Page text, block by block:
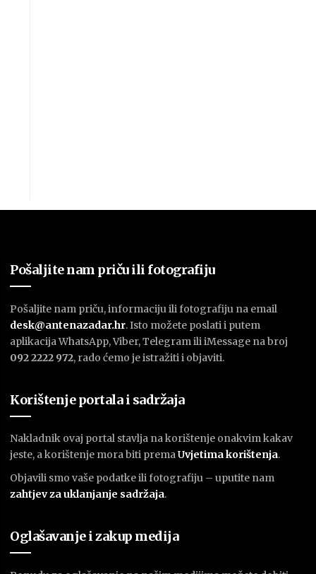
Pošaljite nam priču ili fotografiju
Pošaljite nam priču, informaciju ili fotografiju na email
desk@antenazadar.hr. Isto možete poslati i putem
aplikacija WhatsApp, Viber, Telegram ili iMessage na broj
092 2222 972, rado ćemo je istražiti i objaviti.
Korištenje portala i sadržaja
Nakladnik ovaj portal stavlja na korištenje onakvim kakav
jeste, a korištenje mora biti premaUvjetima korištenja.
Objavili smo vaše podatke ili fotografiju – uputite nam
zahtjev za uklanjanje sadržaja.
Oglašavanje i zakup medija